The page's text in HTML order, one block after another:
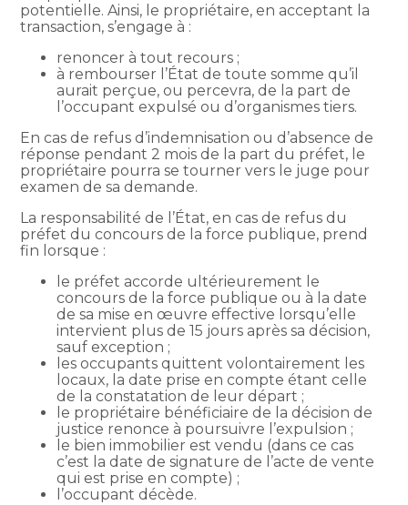
potentielle. Ainsi, le propriétaire, en acceptant la
transaction, s’engage à :
renoncer à tout recours ;
à rembourser l’État de toute somme qu’il
aurait perçue, ou percevra, de la part de
l’occupant expulsé ou d’organismes tiers.
En cas de refus d’indemnisation ou d’absence de
réponse pendant 2 mois de la part du préfet, le
propriétaire pourra se tourner vers le juge pour
examen de sa demande.
La responsabilité de l’État, en cas de refus du
préfet du concours de la force publique, prend
fin lorsque :
le préfet accorde ultérieurement le
concours de la force publique ou à la date
de sa mise en œuvre effective lorsqu’elle
intervient plus de 15 jours après sa décision,
sauf exception ;
les occupants quittent volontairement les
locaux, la date prise en compte étant celle
de la constatation de leur départ ;
le propriétaire bénéficiaire de la décision de
justice renonce à poursuivre l’expulsion ;
le bien immobilier est vendu (dans ce cas
c’est la date de signature de l’acte de vente
qui est prise en compte) ;
l’occupant décède.